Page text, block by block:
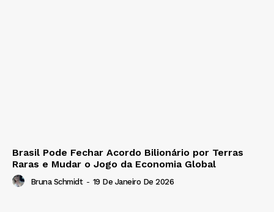
Brasil Pode Fechar Acordo Bilionário por Terras
Raras e Mudar o Jogo da Economia Global
Bruna Schmidt - 19 De Janeiro De 2026